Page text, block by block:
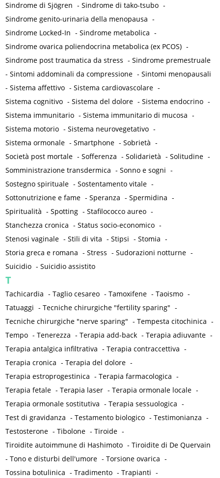
Sindrome di Sjögren -Sindrome di tako-tsubo -
Sindrome genito-urinaria della menopausa -
Sindrome Locked-In -Sindrome metabolica -
Sindrome ovarica poliendocrina metabolica (ex PCOS) -
Sindrome post traumatica da stress -Sindrome premestruale
-Sintomi addominali da compressione -Sintomi menopausali
-Sistema affettivo -Sistema cardiovascolare -
Sistema cognitivo -Sistema del dolore -Sistema endocrino -
Sistema immunitario -Sistema immunitario di mucosa -
Sistema motorio -Sistema neurovegetativo -
Sistema ormonale -Smartphone -Sobrietà -
Società post mortale -Sofferenza -Solidarietà -Solitudine -
Somministrazione transdermica -Sonno e sogni -
Sostegno spirituale -Sostentamento vitale -
Sottonutrizione e fame -Speranza -Spermidina -
Spiritualità -Spotting -Stafilococco aureo -
Stanchezza cronica -Status socio-economico -
Stenosi vaginale -Stili di vita -Stipsi -Stomia -
Storia greca e romana -Stress -Sudorazioni notturne -
Suicidio -Suicidio assistito
T
Tachicardia -Taglio cesareo -Tamoxifene -Taoismo -
Tatuaggi -Tecniche chirurgiche "fertility sparing" -
Tecniche chirurgiche "nerve sparing" -Tempesta citochinica -
Tempo -Tenerezza -Terapia add-back -Terapia adiuvante -
Terapia antalgica infiltrativa -Terapia contraccettiva -
Terapia cronica -Terapia del dolore -
Terapia estroprogestinica -Terapia farmacologica -
Terapia fetale -Terapia laser -Terapia ormonale locale -
Terapia ormonale sostitutiva -Terapia sessuologica -
Test di gravidanza -Testamento biologico -Testimonianza -
Testosterone -Tibolone -Tiroide -
Tiroidite autoimmune di Hashimoto -Tiroidite di De Quervain
-Tono e disturbi dell'umore -Torsione ovarica -
Tossina botulinica -Tradimento -Trapianti -